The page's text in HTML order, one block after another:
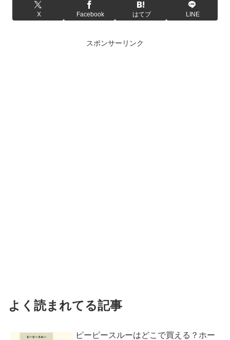
X Facebook はてブ LINE
スポンサーリンク
よく読まれてる記事
ピーピースルーはどこで買える？ホー